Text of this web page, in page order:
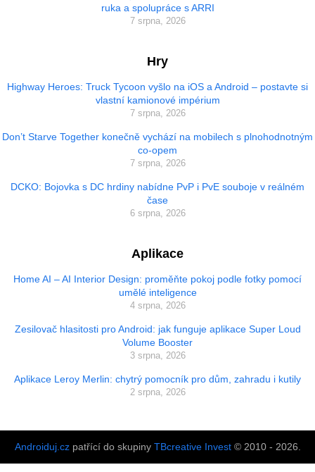
ruka a spolupráce s ARRI
7 srpna, 2026
Hry
Highway Heroes: Truck Tycoon vyšlo na iOS a Android – postavte si
vlastní kamionové impérium
7 srpna, 2026
Don’t Starve Together konečně vychází na mobilech s plnohodnotným
co-opem
7 srpna, 2026
DCKO: Bojovka s DC hrdiny nabídne PvP i PvE souboje v reálném
čase
6 srpna, 2026
Aplikace
Home AI – AI Interior Design: proměňte pokoj podle fotky pomocí
umělé inteligence
4 srpna, 2026
Zesilovač hlasitosti pro Android: jak funguje aplikace Super Loud
Volume Booster
3 srpna, 2026
Aplikace Leroy Merlin: chytrý pomocník pro dům, zahradu i kutily
2 srpna, 2026
Androiduj.czpatřící do skupiny TBcreative Invest© 2010 - 2026.